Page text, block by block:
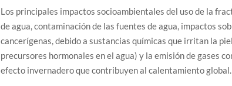
Los principales impactos socioambientales del uso de la
de agua, contaminación de las fuentes de agua, impactos
cancerígenas, debido a sustancias químicas que irritan la
precursores hormonales en el agua) y la emisión de gases
efecto invernadero que contribuyen al calentamiento global.